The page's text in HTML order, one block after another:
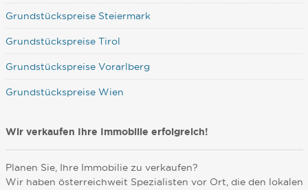
Grundstückspreise Steiermark
Grundstückspreise Tirol
Grundstückspreise Vorarlberg
Grundstückspreise Wien
Wir verkaufen Ihre Immobilie erfolgreich!
Planen Sie, Ihre Immobilie zu verkaufen?
Wir haben österreichweit Spezialisten vor Ort, die den lokalen